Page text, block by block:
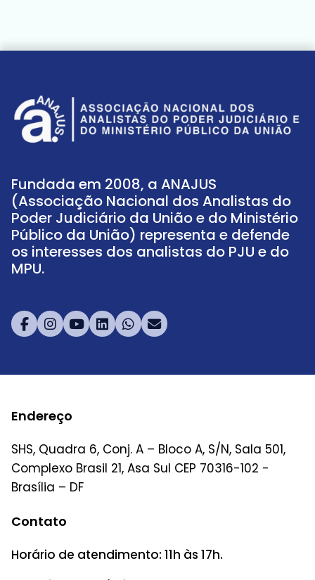
Fundada em 2008, a ANAJUS
(Associação Nacional dos Analistas do
Poder Judiciário da União e do Ministério
Público da União) representa e defende
os interesses dos analistas do PJU e do
MPU.
Endereço
SHS, Quadra 6, Conj. A – Bloco A, S/N, Sala 501,
Complexo Brasil 21, Asa Sul CEP 70316-102 -
Brasília – DF
Contato
Horário de atendimento: 11h às 17h.